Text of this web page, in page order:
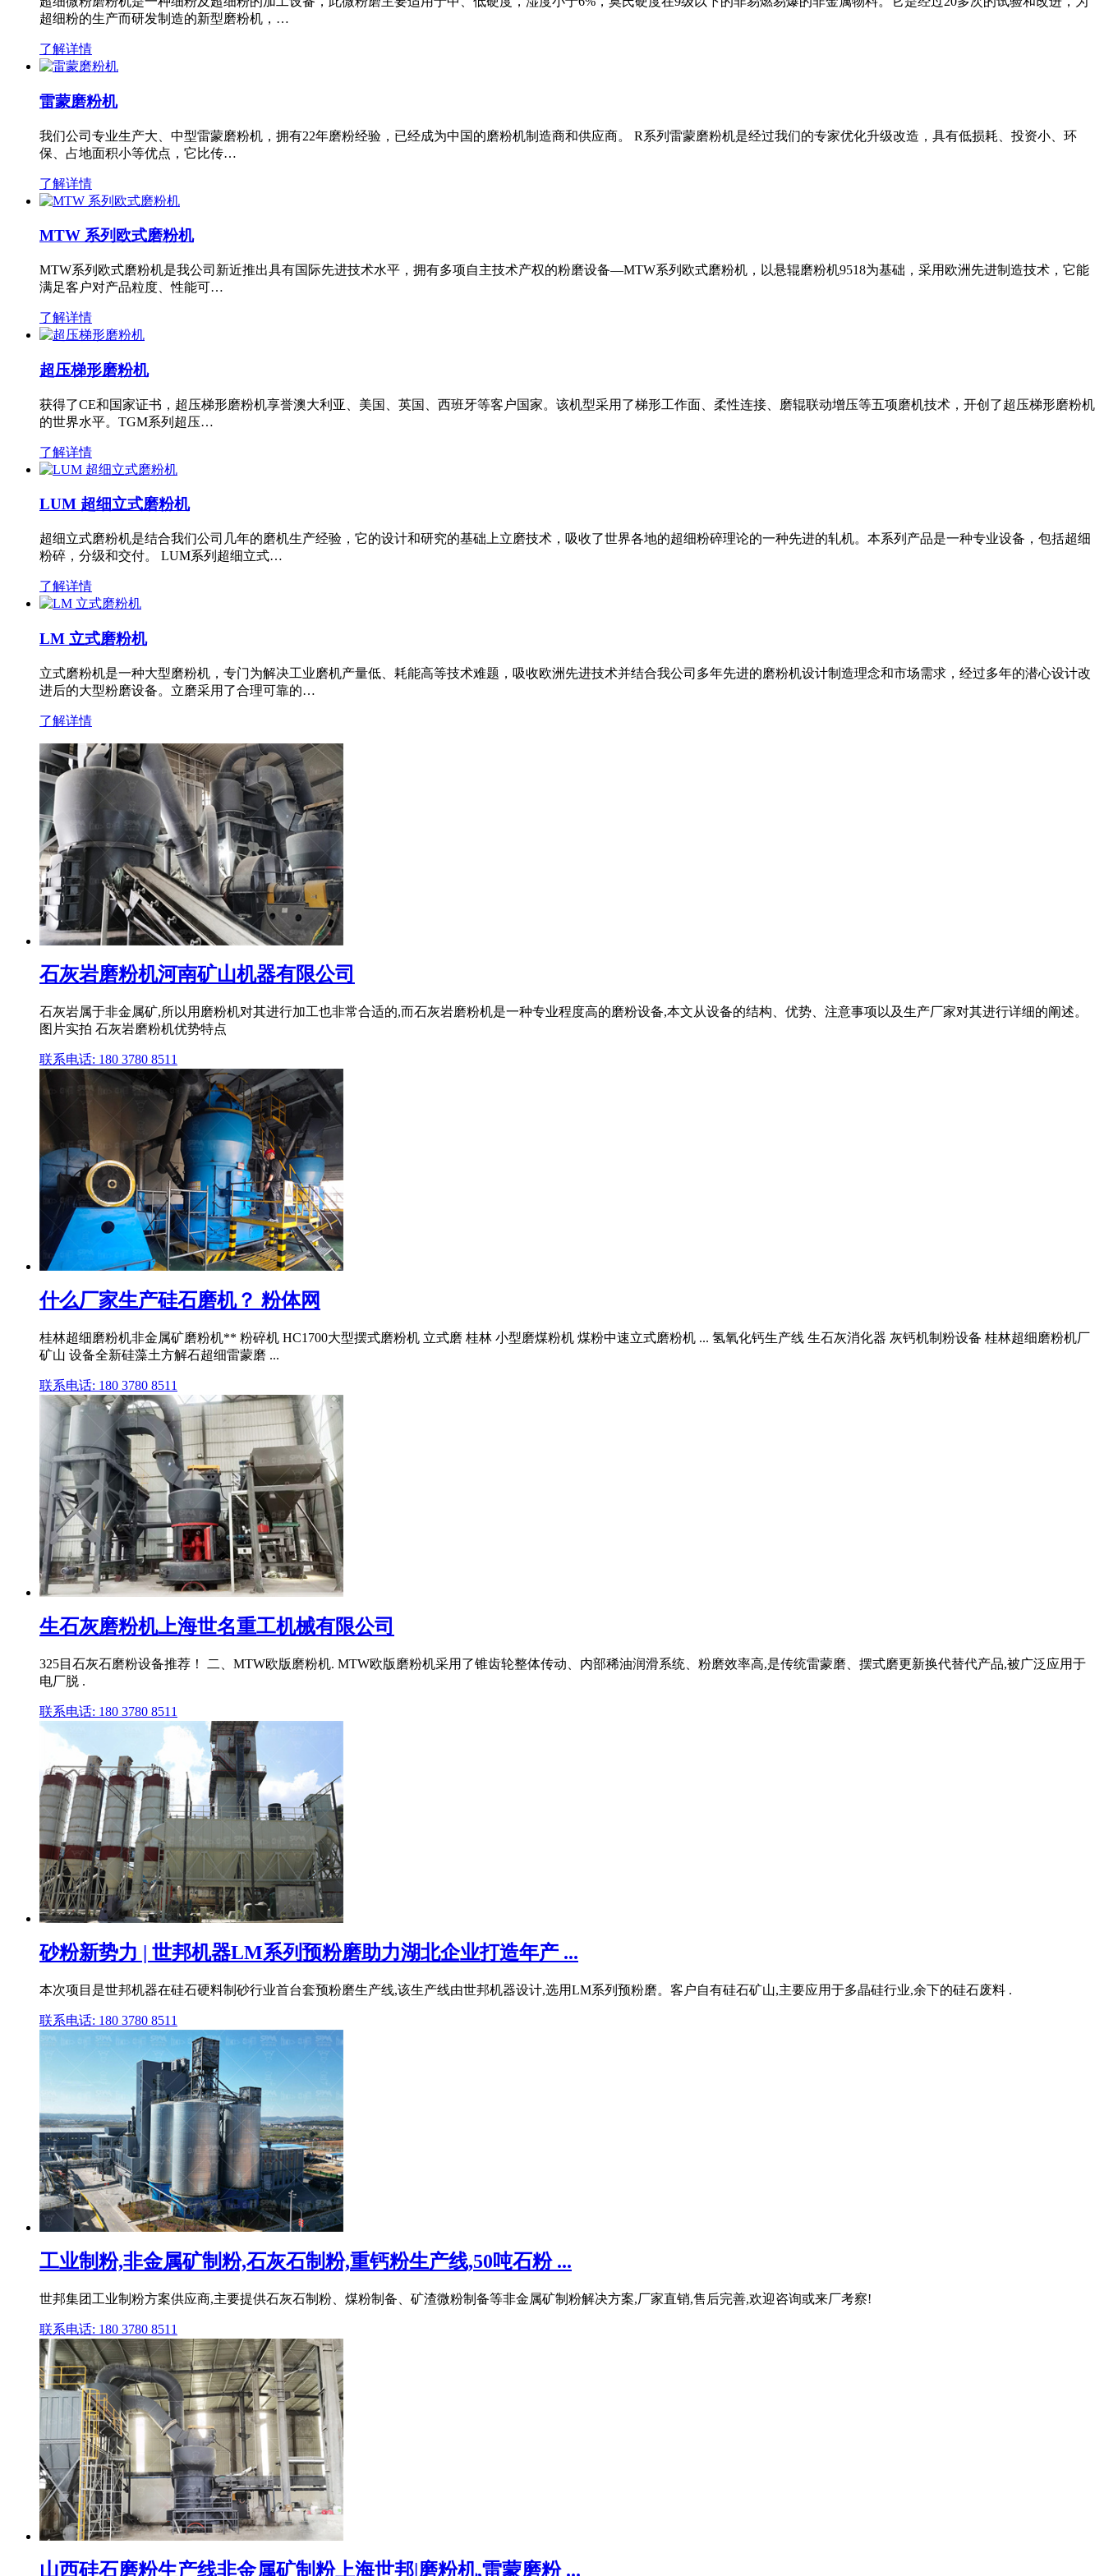
超细粉的生产而研发制造的新型磨粉机，…
了解详情
雷蒙磨粉机
我们公司专业生产大、中型雷蒙磨粉机，拥有22年磨粉经验，已经成为中国的磨粉机制造商和供应商。 R系列雷蒙磨粉机是经过我们的专家优化升级改造，具有低损耗、投资小、环
保、占地面积小等优点，它比传…
了解详情
MTW 系列欧式磨粉机
MTW系列欧式磨粉机是我公司新近推出具有国际先进技术水平，拥有多项自主技术产权的粉磨设备—MTW系列欧式磨粉机，以悬辊磨粉机9518为基础，采用欧洲先进制造技术，它能
满足客户对产品粒度、性能可…
了解详情
超压梯形磨粉机
获得了CE和国家证书，超压梯形磨粉机享誉澳大利亚、美国、英国、西班牙等客户国家。该机型采用了梯形工作面、柔性连接、磨辊联动增压等五项磨机技术，开创了超压梯形磨粉机
的世界水平。TGM系列超压…
了解详情
LUM 超细立式磨粉机
超细立式磨粉机是结合我们公司几年的磨机生产经验，它的设计和研究的基础上立磨技术，吸收了世界各地的超细粉碎理论的一种先进的轧机。本系列产品是一种专业设备，包括超细
粉碎，分级和交付。 LUM系列超细立式…
了解详情
LM 立式磨粉机
立式磨粉机是一种大型磨粉机，专门为解决工业磨机产量低、耗能高等技术难题，吸收欧洲先进技术并结合我公司多年先进的磨粉机设计制造理念和市场需求，经过多年的潜心设计改
进后的大型粉磨设备。立磨采用了合理可靠的…
了解详情
石灰岩磨粉机河南矿山机器有限公司
石灰岩属于非金属矿,所以用磨粉机对其进行加工也非常合适的,而石灰岩磨粉机是一种专业程度高的磨粉设备,本文从设备的结构、优势、注意事项以及生产厂家对其进行详细的阐述。
图片实拍 石灰岩磨粉机优势特点
联系电话: 180 3780 8511
什么厂家生产硅石磨机？ 粉体网
桂林超细磨粉机非金属矿磨粉机** 粉碎机 HC1700大型摆式磨粉机 立式磨 桂林 小型磨煤粉机 煤粉中速立式磨粉机 ... 氢氧化钙生产线 生石灰消化器 灰钙机制粉设备 桂林超细磨粉机厂
矿山 设备全新硅藻土方解石超细雷蒙磨 ...
联系电话: 180 3780 8511
生石灰磨粉机上海世名重工机械有限公司
325目石灰石磨粉设备推荐！ 二、MTW欧版磨粉机. MTW欧版磨粉机采用了锥齿轮整体传动、内部稀油润滑系统、粉磨效率高,是传统雷蒙磨、摆式磨更新换代替代产品,被广泛应用于
电厂脱 .
联系电话: 180 3780 8511
砂粉新势力 | 世邦机器LM系列预粉磨助力湖北企业打造年产 ...
本次项目是世邦机器在硅石硬料制砂行业首台套预粉磨生产线,该生产线由世邦机器设计,选用LM系列预粉磨。客户自有硅石矿山,主要应用于多晶硅行业,余下的硅石废料 .
联系电话: 180 3780 8511
工业制粉,非金属矿制粉,石灰石制粉,重钙粉生产线,50吨石粉 ...
世邦集团工业制粉方案供应商,主要提供石灰石制粉、煤粉制备、矿渣微粉制备等非金属矿制粉解决方案,厂家直销,售后完善,欢迎咨询或来厂考察!
联系电话: 180 3780 8511
山西硅石磨粉生产线非金属矿制粉上海世邦|磨粉机,雷蒙磨粉 ...